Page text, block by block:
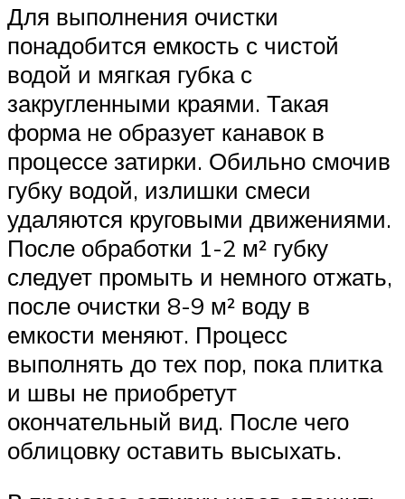
Для выполнения очистки
понадобится емкость с чистой
водой и мягкая губка с
закругленными краями. Такая
форма не образует канавок в
процессе затирки. Обильно смочив
губку водой, излишки смеси
удаляются круговыми движениями.
После обработки 1-2 м² губку
следует промыть и немного отжать,
после очистки 8-9 м² воду в
емкости меняют. Процесс
выполнять до тех пор, пока плитка
и швы не приобретут
окончательный вид. После чего
облицовку оставить высыхать.